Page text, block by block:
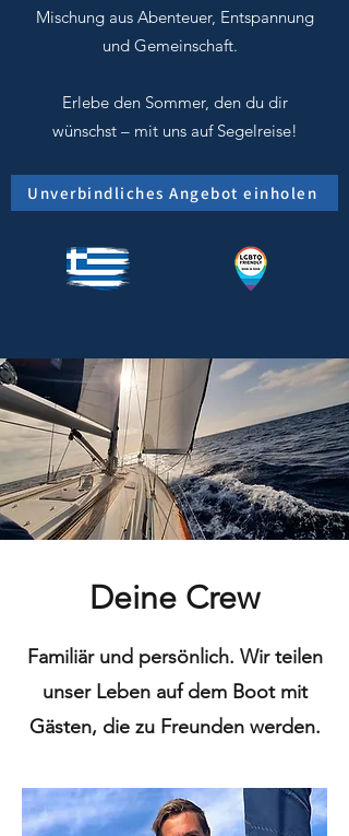
Mischung aus Abenteuer, Entspannung
und Gemeinschaft.
Erlebe den Sommer, den du dir
wünschst – mit uns auf Segelreise!
Unverbindliches Angebot einholen
Deine Crew
Familiär und persönlich. Wir teilen
unser Leben auf dem Boot mit
Gästen, die zu Freunden werden.